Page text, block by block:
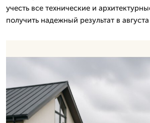
учесть все технические и
получить надежный результат в августа